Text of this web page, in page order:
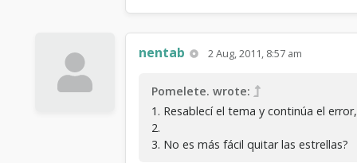
nentab 2 Aug, 2011, 8:57 am
Pomelete. wrote:
1. Resablecí el tema y continúa el
2.
3. No es más fácil quitar las estrellas?